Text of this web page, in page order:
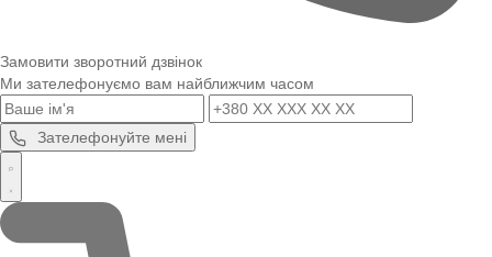
Замовити зворотний дзвінок
Ми зателефонуємо вам найближчим часом
Зателефонуйте мені